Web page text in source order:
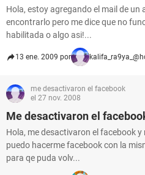
Hola, estoy agregando el mail de
encontrarlo pero me dice que no
habilitada o algo asi!...
13 ene. 2009 por
me desactivaron el facebook
el 27 nov. 2008
Me desactivaron el
Hola, me desactivaron el facebook
puedo hacerme facebook con la
para qe puda volv...